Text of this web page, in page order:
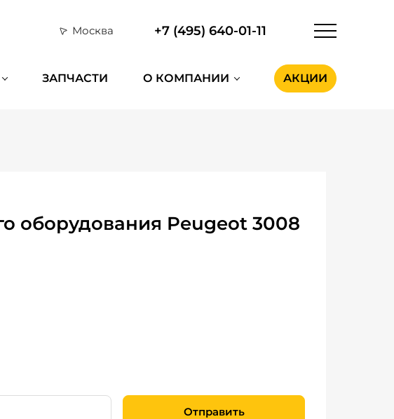
Москва +7 (495) 640-01-11
ЗАПЧАСТИ О КОМПАНИИ АКЦИИ
оборудования Peugeot 3008
Отправить